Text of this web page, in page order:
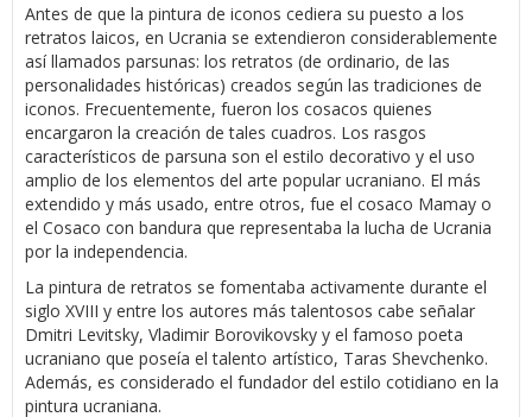
Antes de que la pintura de iconos cediera su puesto a los
retratos laicos, en Ucrania se extendieron considerablemente
así llamados parsunas: los retratos (de ordinario, de las
personalidades históricas) creados según las tradiciones de
iconos. Frecuentemente, fueron los cosacos quienes
encargaron la creación de tales cuadros. Los rasgos
característicos de parsuna son el estilo decorativo y el uso
amplio de los elementos del arte popular ucraniano. El más
extendido y más usado, entre otros, fue el cosaco Mamay o
el Cosaco con bandura que representaba la lucha de Ucrania
por la independencia.
La pintura de retratos se fomentaba activamente durante el
siglo XVIII y entre los autores más talentosos cabe señalar
Dmitri Levitsky, Vladimir Borovikovsky y el famoso poeta
ucraniano que poseía el talento artístico, Taras Shevchenko.
Además, es considerado el fundador del estilo cotidiano en la
pintura ucraniana.